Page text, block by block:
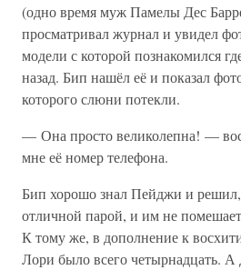
(одно время муж Памелы Дес
просматривал журнал и увидел
модели с которой познакомился
назад. Бип нашёл её и показал
которого слюни потекли.
— Она просто великолепна! —
мне её номер телефона.
Бип хорошо знал Пейджи и решил,
отличной парой, и им не
К тому же, в дополнение к
Лори было всего четырнадцать.